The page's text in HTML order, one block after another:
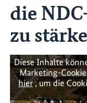
die
zu
Diese Inhalte
Marketing-
hier, um die